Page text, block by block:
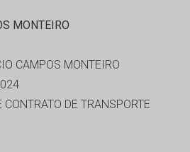
MONTEIRO
CAMPOS MONTEIRO
CONTRATO DE TRANSPORTE